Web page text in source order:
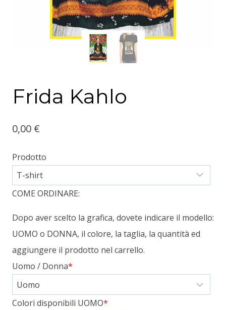
Frida Kahlo
0,00 €
Prodotto
COME ORDINARE:
Dopo aver scelto la grafica, dovete indicare il modello:
UOMO o DONNA, il colore, la taglia, la quantità ed
aggiungere il prodotto nel carrello.
*
Uomo / Donna
*
Colori disponibili UOMO